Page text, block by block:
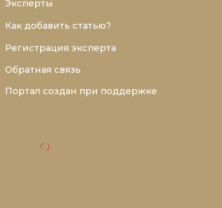
Эксперты
Как добавить статью?
Регистрация эксперта
Обратная связь
Портал создан при поддержке